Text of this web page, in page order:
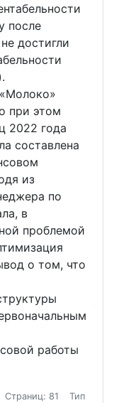
после
достигли
при этом
2022 года
составлена
из
по
в
проблемой
о том, что
работы
Страниц: 81
Тип